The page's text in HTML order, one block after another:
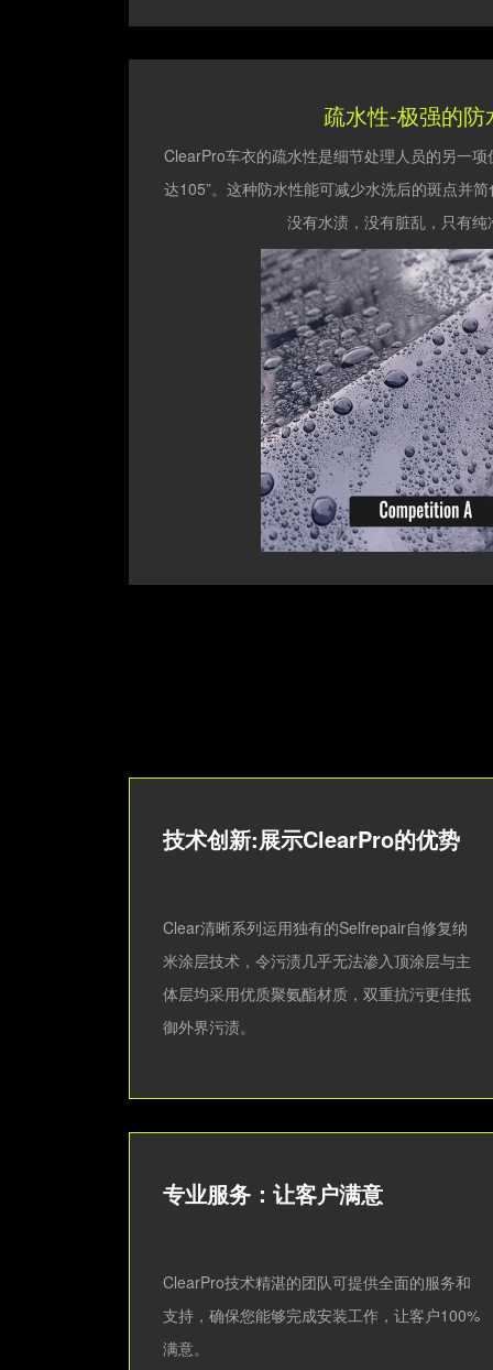
疏水性-极强的防
ClearPro车衣的疏水性是细节处理人员的另一
达105”。这种防水性能可减少水洗后的斑点并
没有水渍，没有脏乱，只有纯
技术创新:展示ClearPro的优势
Clear清晰系列运用独有的Selfrepair自修复纳
米涂层技术，令污渍几乎无法渗入顶涂层与主
体层均采用优质聚氨酯材质，双重抗污更佳抵
御外界污渍。
专业服务：让客户满意
ClearPro技术精湛的团队可提供全面的服务和
支持，确保您能够完成安装工作，让客户100%
满意。